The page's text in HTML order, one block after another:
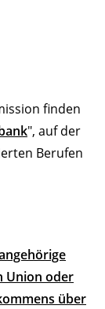
finden
", auf der
Berufen
Union oder
über